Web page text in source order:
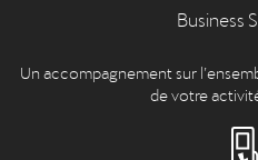
Business
Un accompagnement sur
de votre